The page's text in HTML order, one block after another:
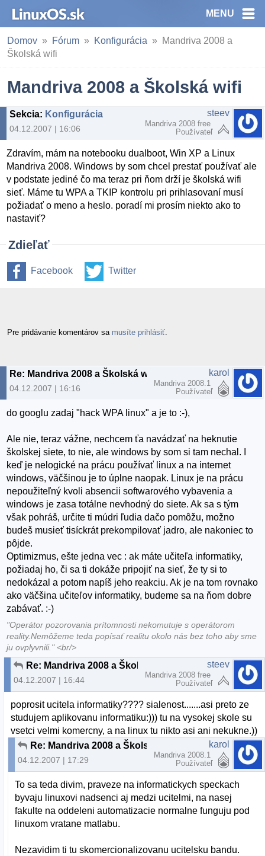
MENU
Domov Fórum Konfigurácia
Mandriva 2008 a
Školská wifi
Mandriva 2008 a Školská wifi
Sekcia: Konfigurácia
04.12.2007 | 16:06
steev
Mandriva 2008 free
Používateľ
Zdravím, mám na notebooku dualboot, Win XP a Linux
Mandriva 2008. Windows by som chcel prestať používať ale
v podstate jediné čo ma teraz pri ňom drží je školská wifi
sieť. Máme tu WPA a TKIP kontrolu pri prihlasovaní musí
požiadať o meno a heslo. poradí mi prosím niekto ako to
nastaviť?
Zdieľať
Facebook Twitter
Pre pridávanie komentárov sa musíte prihlásiť
Re: Mandriva 2008 a Školská wifi
04.12.2007 | 16:16
karol
Mandriva 2008.1
Používateľ
do googlu zadaj "hack WPA linux" a je to :-),
Ale nie, teraz vážne, nechcem ťa navádzať na heknutie
školskej siete, to nie, ale windows by som si tam nechal. I
keď je nelogické na prácu používať linux a na internet
windows, väčšinou je to úplne naopak. Linux je na prácu
nepoužiteľný kvoli absencii softwarového vybavenia a
windows je zasa totálne nevhodný do siete. Ak sa s tým
však pohráš, určite ti múdri ľudia dačo pomôžu, možno
budeš musieť tisíckrát prekompilovať jadro, ale nakoniec to
pôjde.
Optimizmus, ešte jedna vec : ak máte učiteľa informatiky,
požiadaj ho, či sa ti dokáže pripojiť na sieť, že ty si to
nedokázal a potom napíš jeho reakciu. Ak je na tom rovnako
ako väčšina učiteľov informatiky, budeme sa na ňom dobre
zabávať. :-)
"Operátor pozorovania prítomnosti nekomutuje s operátorom
reality.Nemôžeme teda popísať realitu okolo nás bez toho aby sme
ju ovplyvnili." <br/>
04.12.2007 | 16:44
steev
Mandriva 2008 free
Používateľ
poprosit ucitela informatiky???? sialenost.......asi preto ze
studujem aplikovanu informatiku:))) tu na vysokej skole su
vsetci velmi komercny, a na linux tu nikto asi ani nekukne.))
04.12.2007 | 17:29
karol
Mandriva 2008.1
Používateľ
To sa teda divim, praveze na informatickych speckach
byvaju linuxovi nadsenci aj medzi ucitelmi, na nasej
fakulte na oddeleni automatizacie normalne funguju pod
linuxom vratane matlabu.
Nezavidim ti tu skomercionalizovanu ucitelsku bandu.